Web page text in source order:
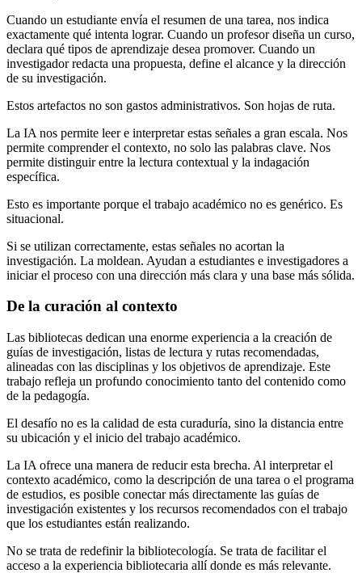
Cuando un estudiante envía el resumen de una tarea, nos indica
exactamente qué intenta lograr. Cuando un profesor diseña un curso,
declara qué tipos de aprendizaje desea promover. Cuando un
investigador redacta una propuesta, define el alcance y la dirección
de su investigación.
Estos artefactos no son gastos administrativos. Son hojas de ruta.
La IA nos permite leer e interpretar estas señales a gran escala. Nos
permite comprender el contexto, no solo las palabras clave. Nos
permite distinguir entre la lectura contextual y la indagación
específica.
Esto es importante porque el trabajo académico no es genérico. Es
situacional.
Si se utilizan correctamente, estas señales no acortan la
investigación. La moldean. Ayudan a estudiantes e investigadores a
iniciar el proceso con una dirección más clara y una base más sólida.
De la curación al contexto
Las bibliotecas dedican una enorme experiencia a la creación de
guías de investigación, listas de lectura y rutas recomendadas,
alineadas con las disciplinas y los objetivos de aprendizaje. Este
trabajo refleja un profundo conocimiento tanto del contenido como
de la pedagogía.
El desafío no es la calidad de esta curaduría, sino la distancia entre
su ubicación y el inicio del trabajo académico.
La IA ofrece una manera de reducir esta brecha. Al interpretar el
contexto académico, como la descripción de una tarea o el programa
de estudios, es posible conectar más directamente las guías de
investigación existentes y los recursos recomendados con el trabajo
que los estudiantes están realizando.
No se trata de redefinir la bibliotecología. Se trata de facilitar el
acceso a la experiencia bibliotecaria allí donde es más relevante.